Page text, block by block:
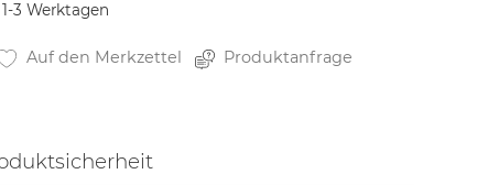
3 Werktagen
Auf den Merkzettel Produktanfrage